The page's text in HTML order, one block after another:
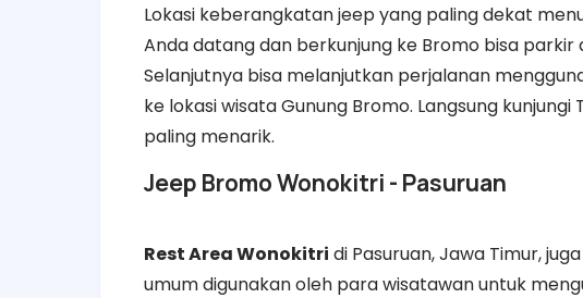
Lokasi keberangkatan jeep yang paling dekat
Anda datang dan berkunjung ke Bromo bisa
Selanjutnya bisa melanjutkan perjalanan
ke lokasi wisata Gunung Bromo. Langsung
paling menarik.
Jeep Bromo Wonokitri - Pasuruan
Rest Area Wonokitri di Pasuruan, Jawa Timur,
umum digunakan oleh para wisatawan untuk